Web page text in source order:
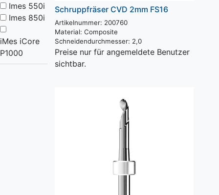
Imes 550i
Imes 850i
iMes iCore
P1000
Schruppfräser CVD 2mm FS16
Artikelnummer: 200760
Material: Composite
Schneidendurchmesser: 2,0
Preise nur für angemeldete Benutzer
sichtbar.